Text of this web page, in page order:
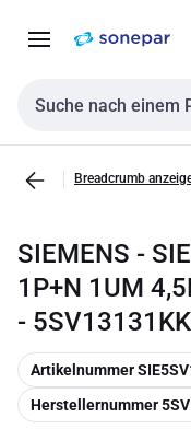
NavigationInhalt
Sucheingabe
Breadcrumb
SIEMENS -
1P+N 1UM
-
Kopieren
Artikelnummer
Kopieren
Herstellernummer